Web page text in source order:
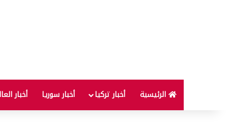
الرئيسية أخبار تركيا أخبار سوريا أخبار